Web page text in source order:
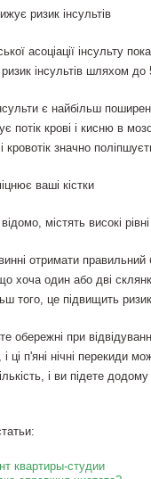
ризик інсультів
асоціації інсульту
інсультів шляхом до
є найбільш
потік крові і кисню в
кровотік значно
ваші кістки
містять високі
отримати правильний
хоча один або дві
того, це підвищить
обережні при
і ці п'яні нічні перекиди
і ви підете
квартиры-студии